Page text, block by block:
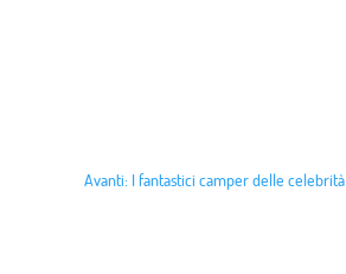
Avanti: I fantastici camper delle celebrità